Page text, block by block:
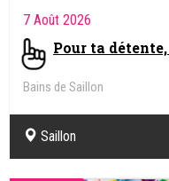
7 Août 2026
Pour ta
Bains de Saillon
Saillon